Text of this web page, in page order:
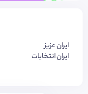
ایران عزیز
ایران انتخابات